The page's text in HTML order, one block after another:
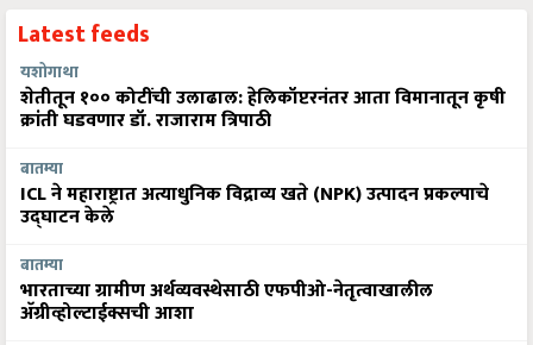
Latest feeds
यशोगाथा
शेतीतून १०० कोटींची उलाढाल: हेलिकॉप्टरनंतर आता विमानातून कृषी
क्रांती घडवणार डॉ. राजाराम त्रिपाठी
बातम्या
ICL ने महाराष्ट्रात अत्याधुनिक विद्राव्य खते (NPK) उत्पादन प्रकल्पाचे
उद्घाटन केले
बातम्या
भारताच्या ग्रामीण अर्थव्यवस्थेसाठी एफपीओ-नेतृत्वाखालील
अ‍ॅग्रीव्होल्टाईक्सची आशा